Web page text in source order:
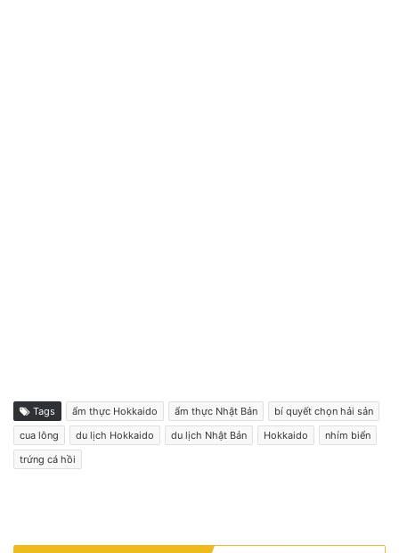
Tags ẩm thực Hokkaido ẩm thực Nhật Bản
bí quyết chọn hải sản
cua lông
du lịch Hokkaido du lịch Nhật Bản Hokkaido
nhím biển
trứng cá hồi